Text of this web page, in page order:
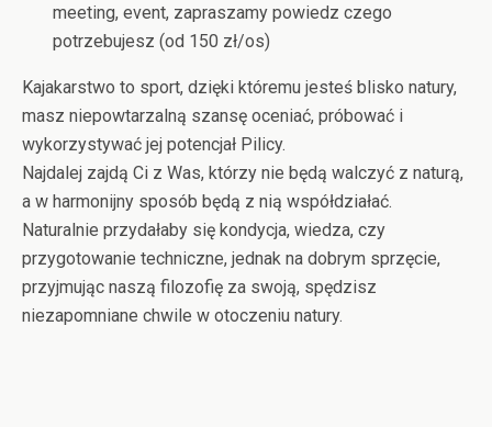
meeting, event, zapraszamy powiedz czego
potrzebujesz (od 150 zł/os)
Kajakarstwo to sport, dzięki któremu jesteś blisko natury,
masz niepowtarzalną szansę oceniać, próbować i
wykorzystywać jej potencjał Pilicy.
Najdalej zajdą Ci z Was, którzy nie będą walczyć z naturą,
a w harmonijny sposób będą z nią współdziałać.
Naturalnie przydałaby się kondycja, wiedza, czy
przygotowanie techniczne, jednak na dobrym sprzęcie,
przyjmując naszą filozofię za swoją, spędzisz
niezapomniane chwile w otoczeniu natury.